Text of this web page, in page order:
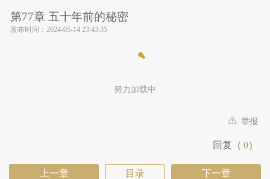
第77章 五十年前的秘密
发布时间： 2024-05-14 23:43:35
努力加载中
举报
回复（ 0）
上一章 目录 下一章